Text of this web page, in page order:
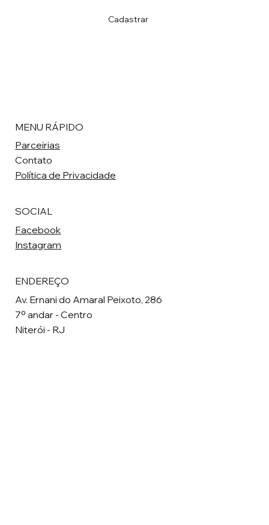
Cadastrar
MENU RÁPIDO
Parceirias
Contato
Política de Privacidade
SOCIAL
Facebook
Instagram
ENDEREÇO
Av. Ernani do Amaral Peixoto, 286
7º andar - Centro
Niterói - RJ